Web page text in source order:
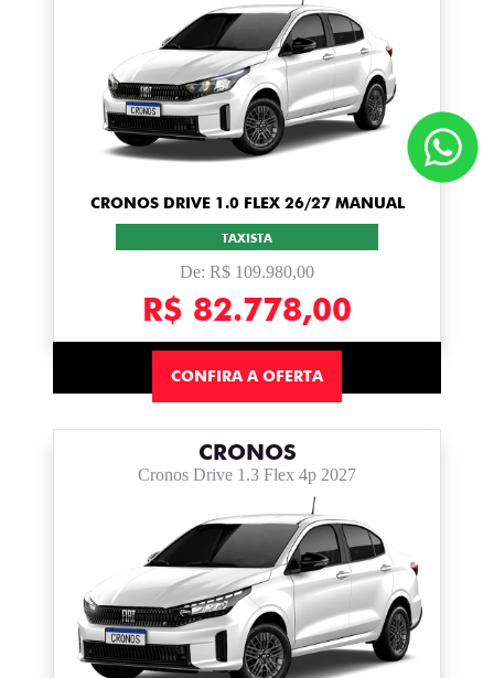
CRONOS DRIVE 1.0 FLEX 26/27 MANUAL
TAXISTA
De: R$ 109.980,00
R$ 82.778,00
CONFIRA A OFERTA
CRONOS
Cronos Drive 1.3 Flex 4p 2027